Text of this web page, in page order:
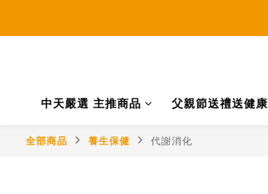
中天嚴選 主推商品 父親節送禮送健康
全部商品 養生保健 代謝消化